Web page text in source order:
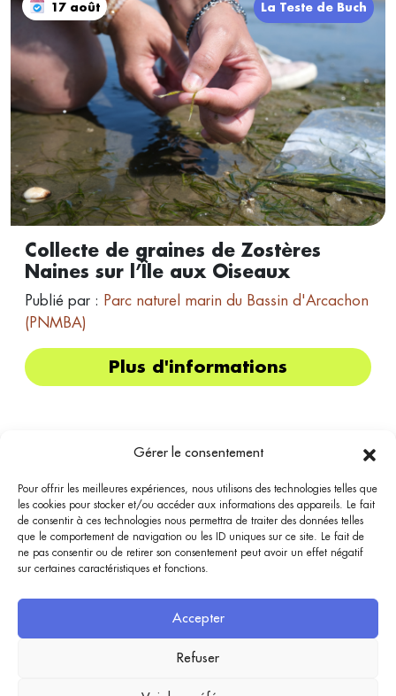
Gérer le consentement
Pour offrir les meilleures expériences, nous utilisons des technologies telles que
les cookies pour stocker et/ou accéder aux informations des appareils. Le fait
de consentir à ces technologies nous permettra de traiter des données telles
que le comportement de navigation ou les ID uniques sur ce site. Le fait de
ne pas consentir ou de retirer son consentement peut avoir un effet négatif
sur certaines caractéristiques et fonctions.
Accepter
Refuser
17 août La Teste de Buch
Collecte de graines de Zostères
Naines sur l’Île aux Oiseaux
Publié par : Parc naturel marin du Bassin d'Arcachon
(PNMBA)
Plus d'informations
BassinBénévolat
Bassin Bénévolat est accessible depuis TVBA.fr, bassin-arcachon.com et marque-bassin-
arcachon.fr. Elle a vocation à être un intermédiaire entre l’offre et la demande sur des
Publier une mission